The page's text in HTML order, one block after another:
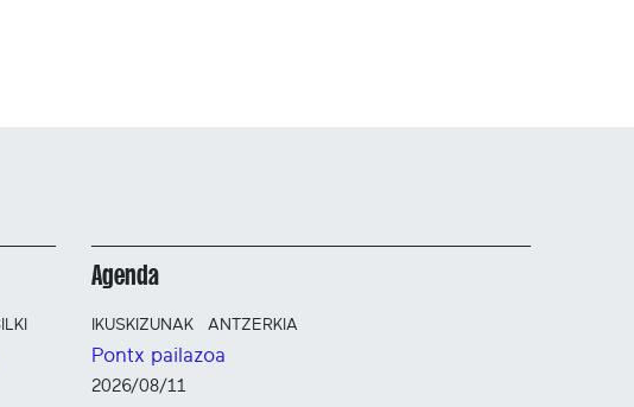
Agenda
IKUSKIZUNAK ANTZERKIA
Pontx pailazoa
2026/08/11